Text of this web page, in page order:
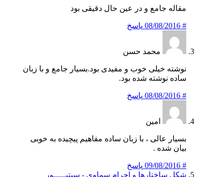
مقاله جامع و در عین حال دقیقی بود
#
08/08/2016 پاسخ
محمد حسن
نوشته خیلی خوب و مفیدی بود‌.بسیار جامع و با زبان
ساده نوشته شده بود.
#
08/08/2016 پاسخ
امین
بسیار عالی ، با زبان ساده مفاهیم پیچیده به خوبی
بیان شده .
#
09/08/2016 پاسخ
شکل ساختارها و اجرام سماوی - سیتپـــــور